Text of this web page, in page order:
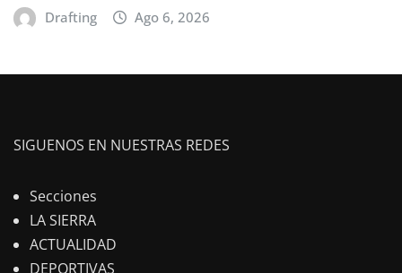
Drafting Ago 6, 2026
SIGUENOS EN NUESTRAS REDES
Secciones
LA SIERRA
ACTUALIDAD
DEPORTIVAS